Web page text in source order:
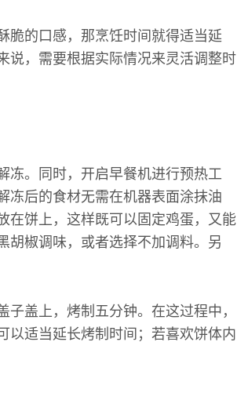
脆的口感，那烹饪时间就得适当延
说，需要根据实际情况来灵活调整时
冻。同时，开启早餐机进行预热工
冻后的食材无需在机器表面涂抹油
在饼上，这样既可以固定鸡蛋，又能
胡椒调味，或者选择不加调料。另
盖上，烤制五分钟。在这过程中，
以适当延长烤制时间；若喜欢饼体内